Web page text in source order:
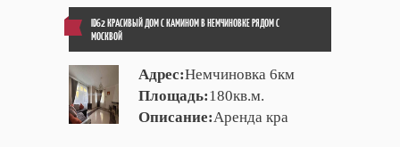
ID62 КРАСИВЫЙ ДОМ С КАМИНОМ В НЕМЧИНОВКЕ РЯДОМ С
МОСКВОЙ
Адрес:Немчиновка 6км
Площадь:180кв.м.
Описание:Аренда кра